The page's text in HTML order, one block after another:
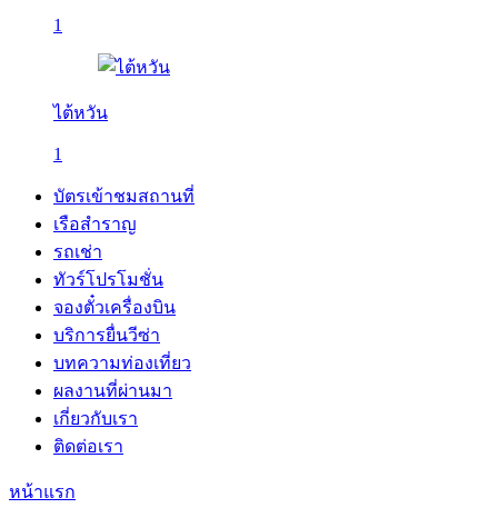
1
ไต้หวัน
1
บัตรเข้าชมสถานที่
เรือสำราญ
รถเช่า
ทัวร์โปรโมชั่น
จองตั๋วเครื่องบิน
บริการยื่นวีซ่า
บทความท่องเที่ยว
ผลงานที่ผ่านมา
เกี่ยวกับเรา
ติดต่อเรา
หน้าแรก